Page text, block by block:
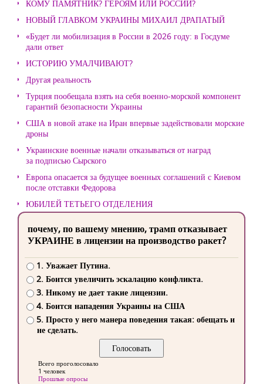
КОМУ ПАМЯТНИК? ГЕРОЯМ ИЛИ РОССИИ?
НОВЫЙ ГЛАВКОМ УКРАИНЫ МИХАИЛ ДРАПАТЫЙ
«Будет ли мобилизация в России в 2026 году: в Госдуме
дали ответ
ИСТОРИЮ УМАЛЧИВАЮТ?
Другая реальность
Турция пообещала взять на себя военно-морской компонент
гарантий безопасности Украины
США в новой атаке на Иран впервые задействовали морские
дроны
Украинские военные начали отказываться от наград
за подписью Сырского
Европа опасается за будущее военных соглашений с Киевом
после отставки Федорова
ЮБИЛЕЙ ТЕТЬЕГО ОТДЕЛЕНИЯ
почему, по вашему мнению, трамп отказывает
УКРАИНЕ в лицензии на производство ракет?
1. Уважает Путина.
2. Боится увеличить эскалацию конфликта.
3. Никому не дает такие лицензии.
4. Боится нападения Украины на США
5. Просто у него манера поведения такая: обещать и
не сделать.
Всего проголосовало
1 человек
Прошлые опросы